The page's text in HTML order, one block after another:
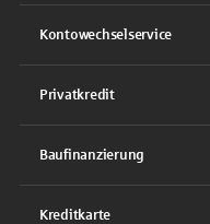
Kontowechselservice
Privatkredit
Baufinanzierung
Kreditkarte